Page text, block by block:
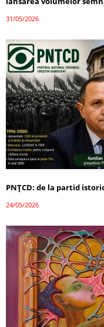
31/05/2026
PNȚCD: de la partid
24/05/2026